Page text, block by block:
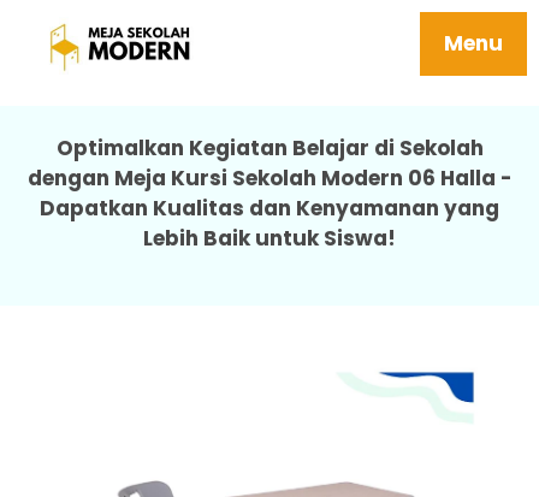
Menu
Meja Besi Sekolah Berkualitas Awet Mudah
Dipasang 06 Halla
Optimalkan Kegiatan Belajar di Sekolah
dengan Meja Kursi Sekolah Modern 06 Halla -
Dapatkan Kualitas dan Kenyamanan yang
Lebih Baik untuk Siswa!